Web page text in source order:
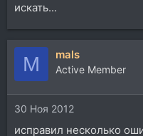
искать...
M mals
Active Member
30 Ноя 2012
исправил несколько